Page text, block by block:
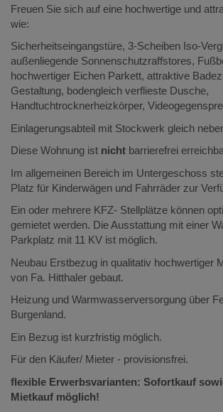
Freuen Sie sich auf eine hochwertige und
wie:
Sicherheitseingangstüre, 3-Scheiben Iso-
außenliegende Sonnenschutzraffstores,
hochwertiger Eichen Parkett, attraktive
Gestaltung, bodengleich verflieste Dusche,
Handtuchtrocknerheizkörper,
Einlagerungsabteil mit Stockwerk gleich
Diese Wohnung ist nicht barrierefrei
Im allgemeinen Bereich im Untergeschoss
Platz für Kinderwägen und Fahrräder zur
Ein oder mehrere KFZ- Stellplätze können
gemietet werden. Die Ausstattung mit einer
Parkplatz mit 11 KV ist möglich.
Neubau Erstbezug in qualitativ hochwertiger
von Fa. Hitthaler gebaut.
Heizung und Warmwasserversorgung über
Burgenland.
Ein Bezug ist kurzfristig möglich.
Für den Käufer/ Mieter - provisionsfrei.
flexible Erwerbsvarianten: Sofortkauf
Mietkauf möglich!